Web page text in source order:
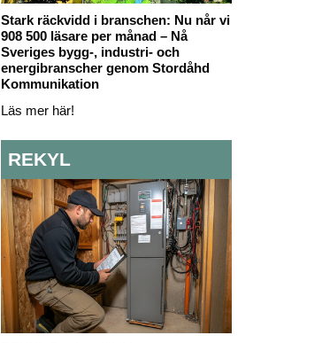
Stark räckvidd i branschen: Nu når vi
908 500 läsare per månad – Nå
Sveriges bygg-, industri- och
energibranscher genom Stordåhd
Kommunikation
Läs mer här!
REKYL